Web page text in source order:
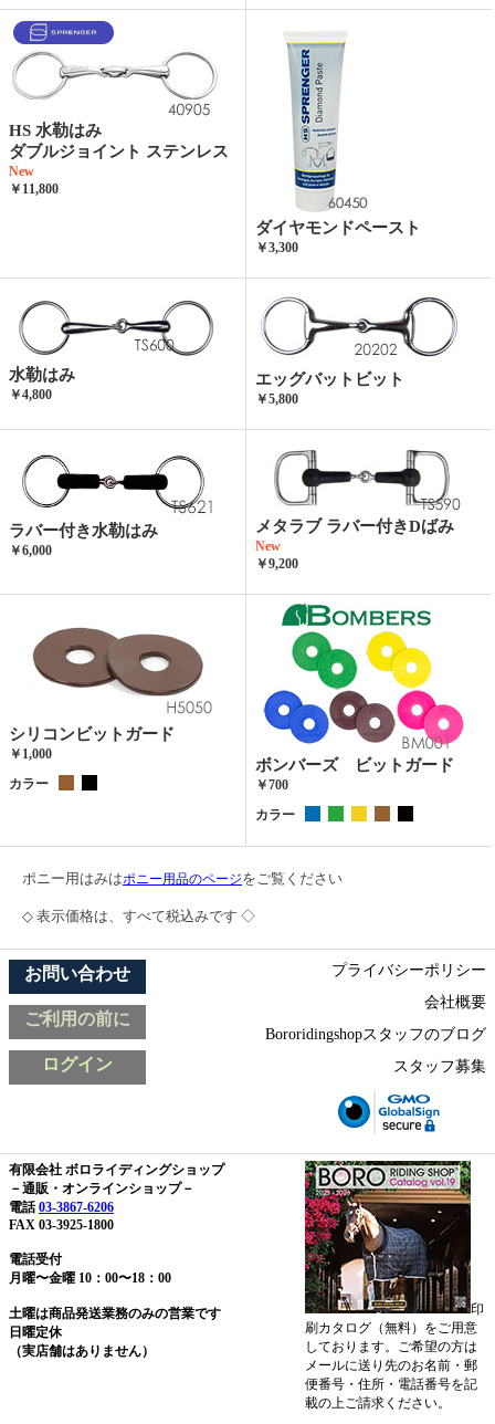
HS 水勒はみ
ダブルジョイント ステンレス
New
￥11,800
ダイヤモンドペースト
￥3,300
水勒はみ
￥4,800
エッグバットビット
￥5,800
ラバー付き水勒はみ
￥6,000
メタラブ ラバー付きDばみ
New
￥9,200
シリコンビットガード
￥1,000
カラー
ボンバーズ ビットガード
￥700
カラー
ポニー用はみはポニー用品のページをご覧ください
◇ 表示価格は、すべて税込みです ◇
お問い合わせ
ご利用の前に
ログイン
プライバシーポリシー
会社概要
Bororidingshopスタッフのブログ
スタッフ募集
有限会社 ボロライディングショップ
－通販・オンラインショップ－
電話03-3867-6206
FAX 03-3925-1800
電話受付
月曜〜金曜 10：00〜18：00
土曜は商品発送業務のみの営業です
日曜定休
（実店舗はありません）
印
刷カタログ（無料）をご用意
しております。ご希望の方は
メールに送り先のお名前・郵
便番号・住所・電話番号を記
載の上ご請求ください。